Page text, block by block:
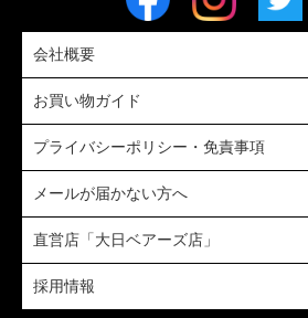
会社概要
お買い物ガイド
プライバシーポリシー・免責事項
メールが届かない方へ
直営店「大日ベアーズ店」
採用情報